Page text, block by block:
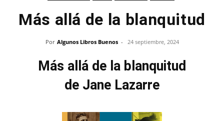
Más allá de la blanquitud
Por Algunos Libros Buenos - 24 septiembre, 2024
Más allá de la blanquitud
de Jane Lazarre